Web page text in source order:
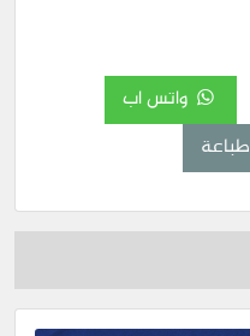
واتس اب
طباعة